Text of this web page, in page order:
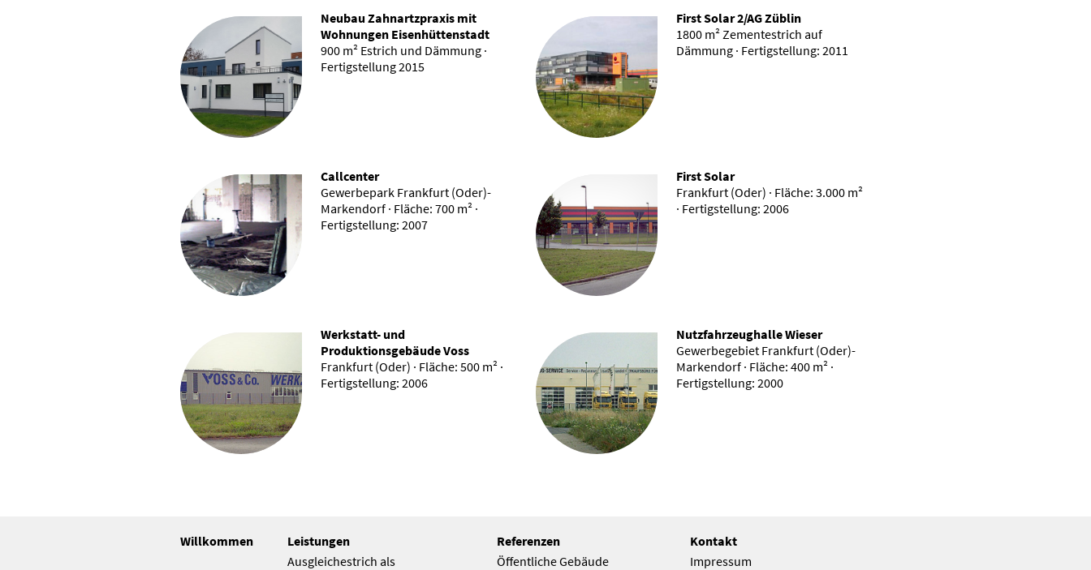
Neubau Zahnartzpraxis mit
Wohnungen Eisenhüttenstadt
900 m² Estrich und Dämmung ·
Fertigstellung 2015
First Solar 2/AG Züblin
1800 m² Zementestrich auf
Dämmung · Fertigstellung: 2011
Callcenter
Gewerbepark Frankfurt (Oder)-
Markendorf · Fläche: 700 m² ·
Fertigstellung: 2007
First Solar
Frankfurt (Oder) · Fläche: 3.000 m²
· Fertigstellung: 2006
Werkstatt- und
Produktionsgebäude Voss
Frankfurt (Oder) · Fläche: 500 m² ·
Fertigstellung: 2006
Nutzfahrzeughalle Wieser
Gewerbegebiet Frankfurt (Oder)-
Markendorf · Fläche: 400 m² ·
Fertigstellung: 2000
Willkommen
Leistungen
Ausgleichestrich als
Referenzen
Öffentliche Gebäude
Kontakt
Impressum